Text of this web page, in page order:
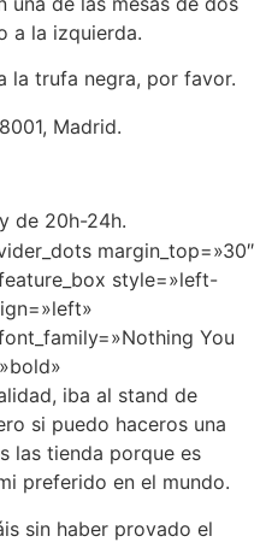
a la izquierda.
la trufa negra, por favor.
Madrid.
de 20h-24h.
margin_top=»30″
style=»left-
You
iba al stand de
si puedo haceros una
las tienda porque es
preferido en el mundo.
sin haber provado el